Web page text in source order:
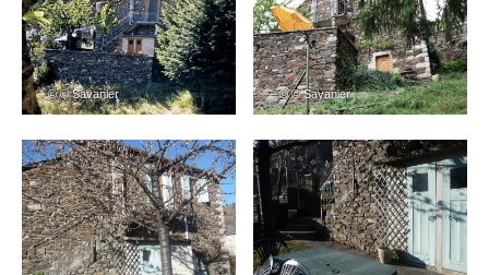
– © © Savanier – © © Savanier